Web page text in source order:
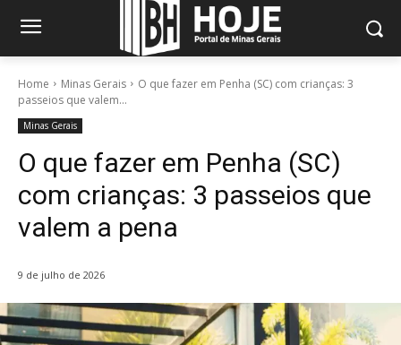
Home Minas Gerais
O que fazer em Penha (SC) com crianças: 3
passeios que valem...
Minas Gerais
O que fazer em Penha (SC)
com crianças: 3 passeios que
valem a pena
9 de julho de 2026